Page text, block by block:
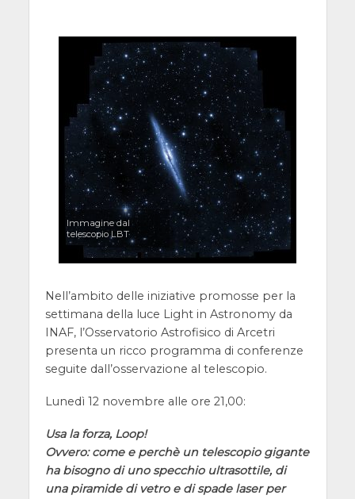
Immagine dal
telescopio LBT
Nell’ambito delle iniziative promosse per la
settimana della luce Light in Astronomy da
INAF, l’Osservatorio Astrofisico di Arcetri
presenta un ricco programma di conferenze
seguite dall’osservazione al telescopio.
Lunedì 12 novembre alle ore 21,00:
Usa la forza, Loop!
Ovvero: come e perchè un telescopio gigante
ha bisogno di uno specchio ultrasottile, di
una piramide di vetro e di spade laser per